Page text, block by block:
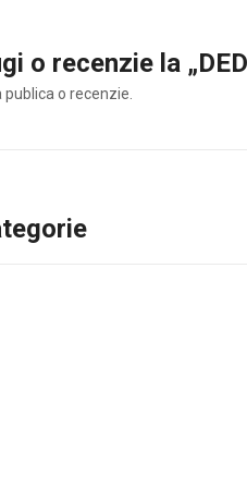
o recenzie la
publica o recenzie.